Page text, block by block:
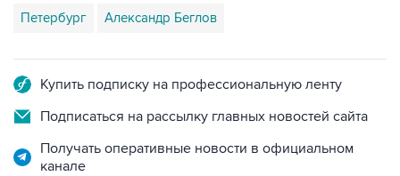
Петербург Александр Беглов
Купить подписку на профессиональную ленту
Подписаться на рассылку главных новостей сайта
Получать оперативные новости в официальном
канале